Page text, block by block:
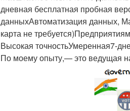
дневная бесплатная пробная
данныхАвтоматизация данных,
карта не
Высокая точностьУмеренная7-
По моему опыту,— это ведущая